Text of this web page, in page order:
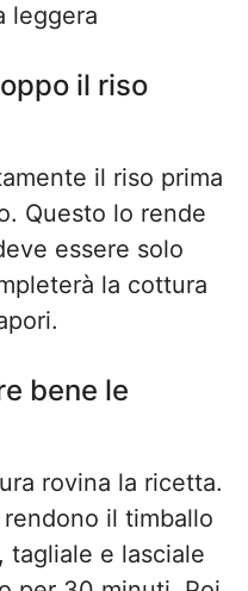
leggera
il riso
il riso prima
Questo lo rende
essere solo
la cottura
bene le
rovina la ricetta.
il timballo
tagliale e lasciale